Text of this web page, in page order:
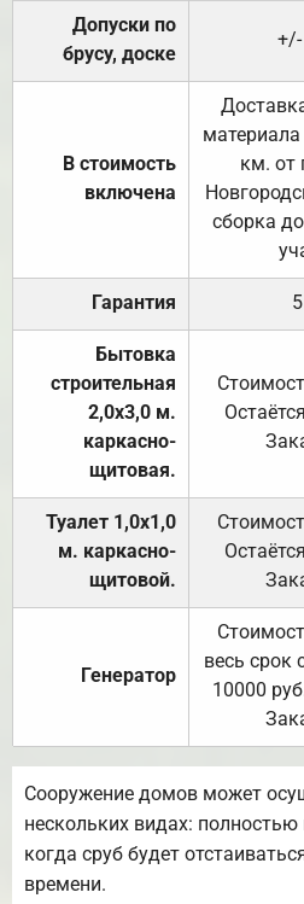
Допуски по
брусу, доске
В стоимость
включена
км. от
сборка
Гарантия
Бытовка
строительная
2,0х3,0 м.
каркасно-
щитовая.
Туалет 1,0х1,0
м. каркасно-
щитовой.
Генератор
весь срок
10000
Сооружение домов может
нескольких видах:
когда сруб будет
времени.